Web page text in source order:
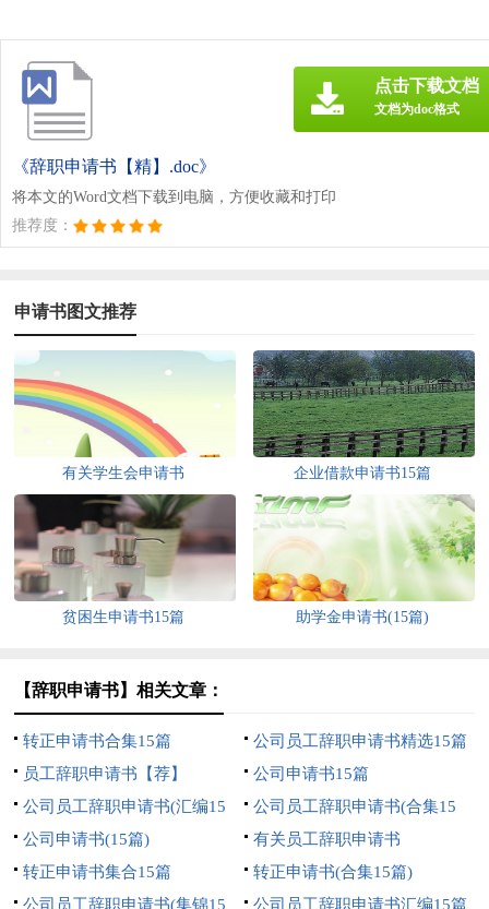
《辞职申请书【精】.doc》
将本文的Word文档下载到电脑，方便收藏和打印
推荐度：
点击下载文档
文档为doc格式
申请书图文推荐
有关学生会申请书 企业借款申请书15篇
贫困生申请书15篇 助学金申请书(15篇)
【辞职申请书】相关文章：
转正申请书合集15篇
公司员工辞职申请书精选15篇
员工辞职申请书【荐】
公司申请书15篇
公司员工辞职申请书(汇编15
篇)
公司员工辞职申请书(合集15
篇)
公司申请书(15篇)
有关员工辞职申请书
转正申请书集合15篇
转正申请书(合集15篇)
公司员工辞职申请书(集锦15
公司员工辞职申请书汇编15篇